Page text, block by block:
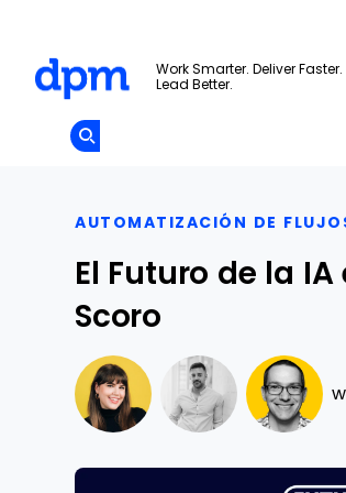
Skip to main content
Work Smarter. Deliver Faster.
Lead Better.
Add as
AUTOMATIZACIÓN DE
El Futuro de la
Scoro